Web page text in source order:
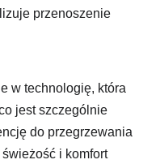
przenoszenie
w technologię, która
jest szczególnie
do przegrzewania
i komfort